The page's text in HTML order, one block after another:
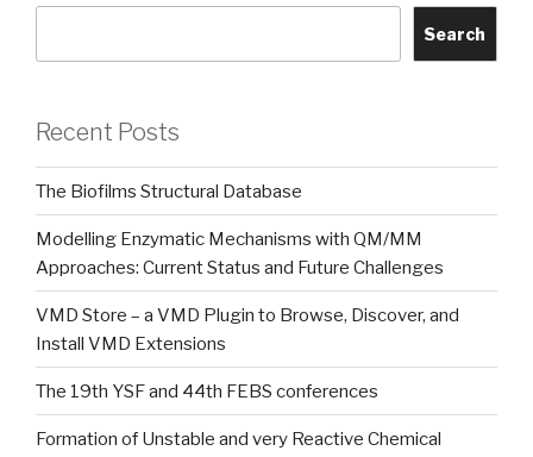
Search
Recent Posts
The Biofilms Structural Database
Modelling Enzymatic Mechanisms with QM/MM
Approaches: Current Status and Future Challenges
VMD Store – a VMD Plugin to Browse, Discover, and
Install VMD Extensions
The 19th YSF and 44th FEBS conferences
Formation of Unstable and very Reactive Chemical